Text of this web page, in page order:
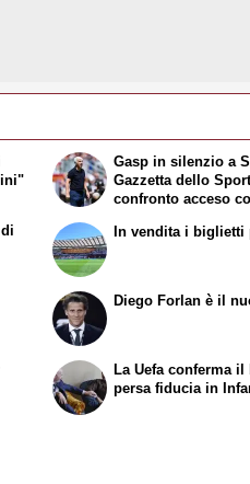
Gasp in silenzio a
Gazzetta dello
confronto acceso
In vendita i biglietti
Diego Forlan è il
La Uefa conferma
persa fiducia in